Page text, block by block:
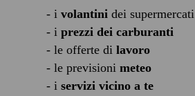
- i volantinidei supermercati
- i prezzi dei carburanti
- le offerte di lavoro
- le previsioni meteo
- i servizi vicino a te